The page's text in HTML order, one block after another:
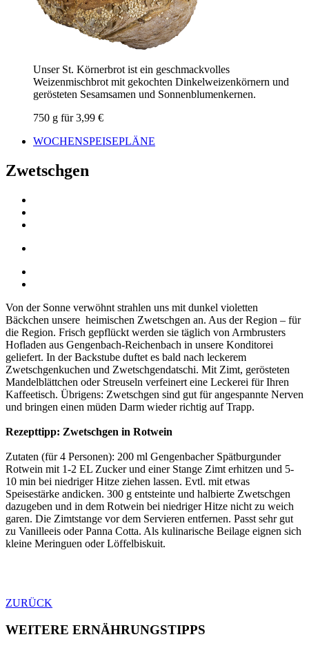
Unser St. Körnerbrot ist ein geschmackvolles
Weizenmischbrot mit gekochten Dinkelweizenkörnern und
gerösteten Sesamsamen und Sonnenblumenkernen.
750 g für 3,99 €
WOCHENSPEISEPLÄNE
Zwetschgen
Von der Sonne verwöhnt strahlen uns mit dunkel violetten
Bäckchen unsere heimischen Zwetschgen an. Aus der Region – für
die Region. Frisch gepflückt werden sie täglich von Armbrusters
Hofladen aus Gengenbach-Reichenbach in unsere Konditorei
geliefert. In der Backstube duftet es bald nach leckerem
Zwetschgenkuchen und Zwetschgendatschi. Mit Zimt, gerösteten
Mandelblättchen oder Streuseln verfeinert eine Leckerei für Ihren
Kaffeetisch. Übrigens: Zwetschgen sind gut für angespannte Nerven
und bringen einen müden Darm wieder richtig auf Trapp.
Rezepttipp: Zwetschgen in Rotwein
Zutaten (für 4 Personen): 200 ml Gengenbacher Spätburgunder
Rotwein mit 1-2 EL Zucker und einer Stange Zimt erhitzen und 5-
10 min bei niedriger Hitze ziehen lassen. Evtl. mit etwas
Speisestärke andicken. 300 g entsteinte und halbierte Zwetschgen
dazugeben und in dem Rotwein bei niedriger Hitze nicht zu weich
garen. Die Zimtstange vor dem Servieren entfernen. Passt sehr gut
zu Vanilleeis oder Panna Cotta. Als kulinarische Beilage eignen sich
kleine Meringuen oder Löffelbiskuit.
ZURÜCK
WEITERE ERNÄHRUNGSTIPPS